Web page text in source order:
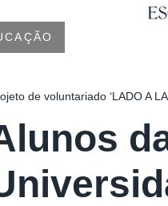
de voluntariado ‘LADO A